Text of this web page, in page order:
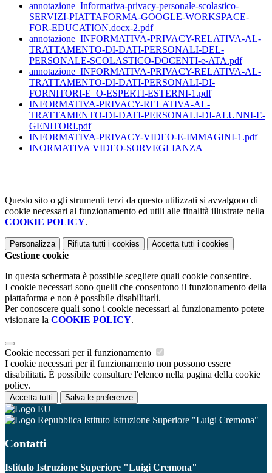
annotazione_Informativa-privacy-personale-scolastico-
SERVIZI-PIATTAFORMA-GOOGLE-WORKSPACE-
FOR-EDUCATION.docx-2.pdf
annotazione_INFORMATIVA-PRIVACY-RELATIVA-AL-
TRATTAMENTO-DI-DATI-PERSONALI-DEL-
PERSONALE-SCOLASTICO-DOCENTI-e-ATA.pdf
annotazione_INFORMATIVA-PRIVACY-RELATIVA-AL-
TRATTAMENTO-DI-DATI-PERSONALI-DI-
FORNITORI-E_O-ESPERTI-ESTERNI-1.pdf
INFORMATIVA-PRIVACY-RELATIVA-AL-
TRATTAMENTO-DI-DATI-PERSONALI-DI-ALUNNI-E-
GENITORI.pdf
INFORMATIVA-PRIVACY-VIDEO-E-IMMAGINI-1.pdf
INORMATIVA VIDEO-SORVEGLIANZA
Questo sito o gli strumenti terzi da questo utilizzati si avvalgono di
cookie necessari al funzionamento ed utili alle finalità illustrate nella
COOKIE POLICY.
Personalizza Rifiuta tutti i cookies Accetta tutti i cookies
Gestione cookie
In questa schermata è possibile scegliere quali cookie consentire.
I cookie necessari sono quelli che consentono il funzionamento della
piattaforma e non è possibile disabilitarli.
Per conoscere quali sono i cookie necessari al funzionamento potete
visionare la COOKIE POLICY.
Cookie necessari per il funzionamento
I cookie necessari per il funzionamento non possono essere
disabilitati. È possibile consultare l'elenco nella pagina della cookie
policy.
Accetta tutti Salva le preferenze
Istituto Istruzione Superiore "Luigi Cremona"
Contatti
Istituto Istruzione Superiore "Luigi Cremona"